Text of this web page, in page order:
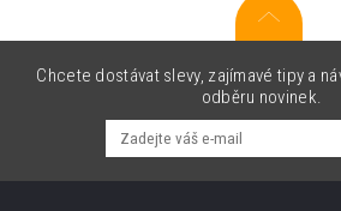
Chcete dostávat slevy, zajímavé tipy a
odběru novinek.